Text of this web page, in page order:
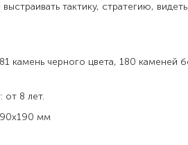
тактику, стратегию,
камень черного цвета, 180 каменей
от 8 лет.
мм